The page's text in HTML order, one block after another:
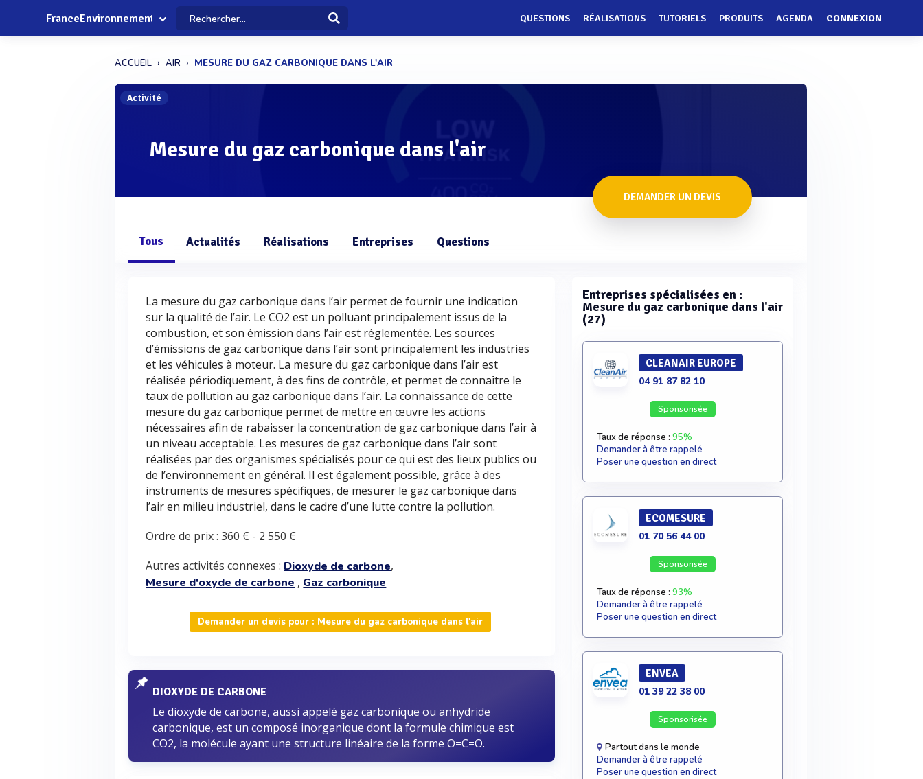
FranceEnvironnement QUESTIONS RÉALISATIONS TUTORIELS PRODUITS AGENDA CONNEXION
ACCUEIL AIR MESURE DU GAZ CARBONIQUE DANS L'AIR
Activité
Mesure du gaz carbonique dans l'air
DEMANDER UN DEVIS
Tous Actualités Réalisations Entreprises Questions
La mesure du gaz carbonique dans l’air permet de fournir une indication
sur la qualité de l’air. Le CO2 est un polluant principalement issus de la
combustion, et son émission dans l’air est réglementée. Les sources
d’émissions de gaz carbonique dans l’air sont principalement les industries
et les véhicules à moteur. La mesure du gaz carbonique dans l’air est
réalisée périodiquement, à des fins de contrôle, et permet de connaître le
taux de pollution au gaz carbonique dans l’air. La connaissance de cette
mesure du gaz carbonique permet de mettre en œuvre les actions
nécessaires afin de rabaisser la concentration de gaz carbonique dans l’air à
un niveau acceptable. Les mesures de gaz carbonique dans l’air sont
réalisées par des organismes spécialisés pour ce qui est des lieux publics ou
de l’environnement en général. Il est également possible, grâce à des
instruments de mesures spécifiques, de mesurer le gaz carbonique dans
l’air en milieu industriel, dans le cadre d’une lutte contre la pollution.
Ordre de prix :360 € - 2 550 €
Autres activités connexes : Dioxyde de carbone,
Mesure d'oxyde de carbone , Gaz carbonique
Demander un devis pour : Mesure du gaz carbonique dans l'air
DIOXYDE DE CARBONE
Le dioxyde de carbone, aussi appelé gaz carbonique ou anhydride
carbonique, est un composé inorganique dont la formule chimique est
CO2, la molécule ayant une structure linéaire de la forme O=C=O.
Entreprises spécialisées en :
Mesure du gaz carbonique dans l'air
(27)
CLEANAIR EUROPE
04 91 87 82 10
Sponsorisée
Taux de réponse : 95%
Demander à être rappelé
Poser une question en direct
ECOMESURE
01 70 56 44 00
Sponsorisée
Taux de réponse : 93%
Demander à être rappelé
Poser une question en direct
ENVEA
01 39 22 38 00
Sponsorisée
Partout dans le monde
Demander à être rappelé
Poser une question en direct